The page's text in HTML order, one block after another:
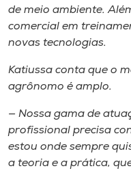
A+
de meio ambiente.
comercial em
novas tecnologias.
Katiussa conta que o
agrônomo é amplo.
— Nossa gama de
profissional precisa
estou onde sempre
a teoria e a prática,